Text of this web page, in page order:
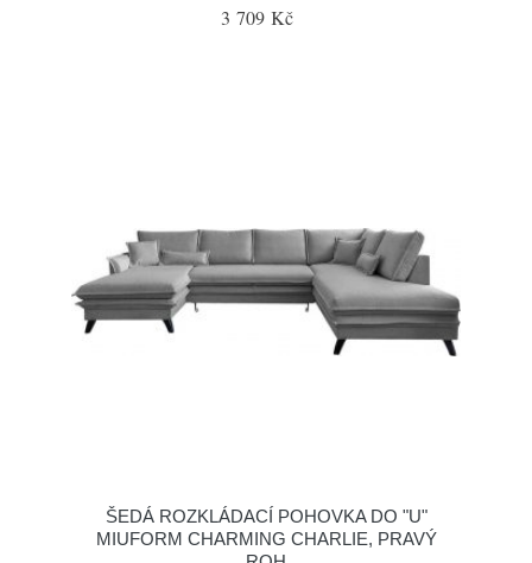
3 709 Kč
ŠEDÁ ROZKLÁDACÍ POHOVKA DO "U"
MIUFORM CHARMING CHARLIE, PRAVÝ